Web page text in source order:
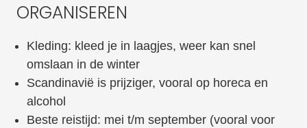
ORGANISEREN
Kleding: kleed je in laagjes, weer kan snel
omslaan in de winter
Scandinavië is prijziger, vooral op horeca en
alcohol
Beste reistijd: mei t/m september (vooral voor